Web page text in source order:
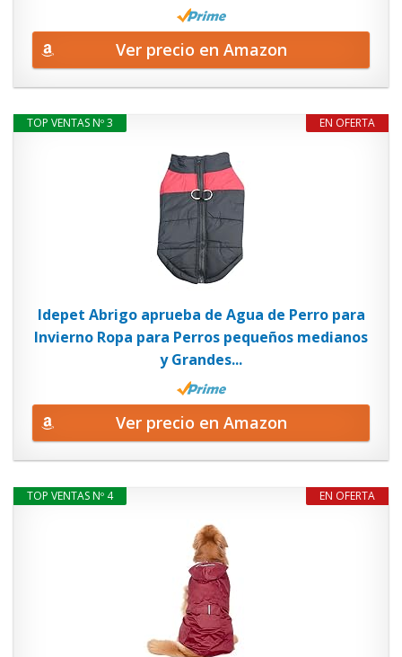
Ver precio en Amazon
EN OFERTA
TOP VENTAS Nº 3
Idepet Abrigo aprueba de Agua de Perro para
Invierno Ropa para Perros pequeños medianos
y Grandes...
Ver precio en Amazon
EN OFERTA
TOP VENTAS Nº 4